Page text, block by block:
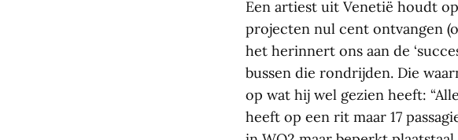
Een artiest uit Venetië houdt
projecten nul cent ontvangen
het herinnert ons aan de
bussen die rondrijden. Die
op wat hij wel gezien heeft:
heeft op een rit maar 17